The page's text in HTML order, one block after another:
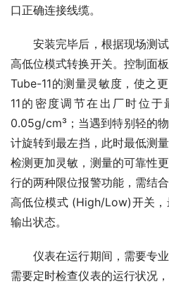
口正确连接线缆。
安装完毕后，根据现场测试
高低位模式转换开关。控制面
Tube-11的测量灵敏度，使之
11的密度调节在出厂时位
0.05g/cm³；当遇到特别轻的
计旋转到最左挡，此时最低测
检测更加灵敏，测量的可靠性
行的两种限位报警功能，需结
高低位模式 (High/Low)开关
输出状态。
仪表在运行期间，需要专业
需要定时检查仪表的运行状况